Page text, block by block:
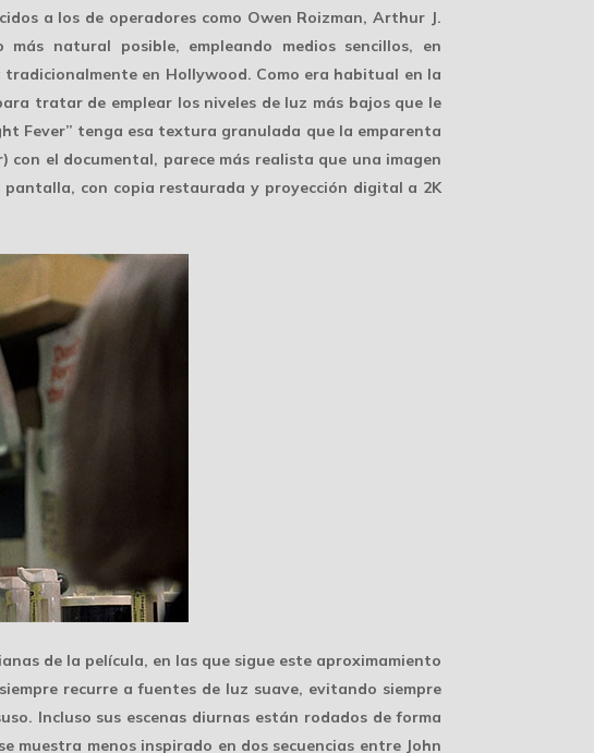
a los de operadores como Owen Roizman, Arthur J.
más natural posible, empleando medios sencillos, en
en Hollywood. Como era habitual en la
tratar de emplear los niveles de luz más bajos que le
Fever” tenga esa textura granulada que la emparenta
el documental, parece más realista que una imagen
con copia restaurada y proyección digital a 2K
de la película, en las que sigue este aproximamiento
recurre a fuentes de luz suave, evitando siempre
Incluso sus escenas diurnas están rodados de forma
muestra menos inspirado en dos secuencias entre John